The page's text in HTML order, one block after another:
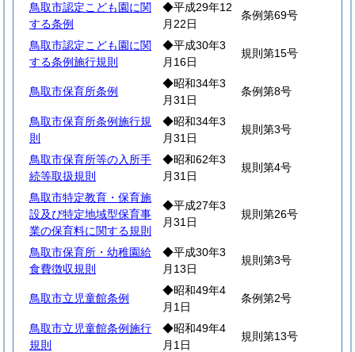
鳥取市認定こども園に関
する条例
◆平成29年12
月22日
条例第69号
鳥取市認定こども園に関
する条例施行規則
◆平成30年3
月16日
規則第15号
鳥取市保育所条例
◆昭和34年3
月31日
条例第8号
鳥取市保育所条例施行規
則
◆昭和34年3
月31日
規則第3号
鳥取市保育所等の入所手
続等取扱規則
◆昭和62年3
月31日
規則第4号
鳥取市特定教育・保育施
設及び特定地域型保育事
業の保育料に関する規則
◆平成27年3
月31日
規則第26号
鳥取市保育所・幼稚園給
食費徴収規則
◆平成30年3
月13日
規則第3号
鳥取市立児童館条例
◆昭和49年4
月1日
条例第2号
鳥取市立児童館条例施行
規則
◆昭和49年4
月1日
規則第13号